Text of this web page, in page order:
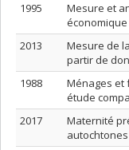
1995
Mesure et
2013
Mesure de
partir de
1988
Ménages et
étude
2017
Maternité